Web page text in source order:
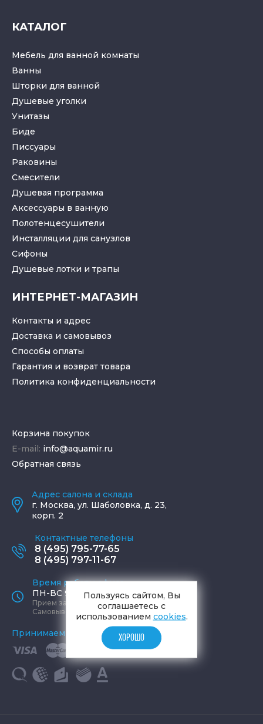
КАТАЛОГ
Мебель для ванной комнаты
Ванны
Шторки для ванной
Душевые уголки
Унитазы
Биде
Писсуары
Раковины
Смесители
Душевая программа
Аксессуары в ванную
Полотенцесушители
Инсталляции для санузлов
Cифоны
Душевые лотки и трапы
ИНТЕРНЕТ-МАГАЗИН
Контакты и адрес
Доставка и самовывоз
Способы оплаты
Гарантия и возврат товара
Политика конфиденциальности
Корзина покупок
E-mail: info@aquamir.ru
Обратная связь
Адрес салона и склада
г. Москва, ул. Шаболовка, д. 23,
корп. 2
Контактные телефоны
8 (495) 795-77-65
8 (495) 797-11-67
Время работы офиса
ПН-ВС 9:00 - 19:00
Прием заказов круглосуточно
Самовывоз ПН-СБ 9-19, ВС 12-17
Принимаем к оплате
Пользуясь сайтом, Вы
соглашаетесь с
использованием cookies.
ХОРОШО